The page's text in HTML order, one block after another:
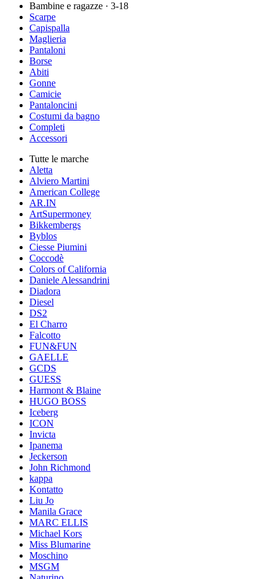
Bambine e ragazze · 3-18
Scarpe
Capispalla
Maglieria
Pantaloni
Borse
Abiti
Gonne
Camicie
Pantaloncini
Costumi da bagno
Completi
Accessori
Tutte le marche
Aletta
Alviero Martini
American College
AR.IN
ArtSupermoney
Bikkembergs
Byblos
Ciesse Piumini
Coccodè
Colors of California
Daniele Alessandrini
Diadora
Diesel
DS2
El Charro
Falcotto
FUN&FUN
GAELLE
GCDS
GUESS
Harmont & Blaine
HUGO BOSS
Iceberg
ICON
Invicta
Ipanema
Jeckerson
John Richmond
kappa
Kontatto
Liu Jo
Manila Grace
MARC ELLIS
Michael Kors
Miss Blumarine
Moschino
MSGM